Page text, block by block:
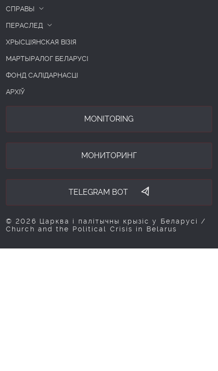
СПРАВЫ
ПЕРАСЛЕД
ХРЫСЦІЯНСКАЯ ВІЗІЯ
МАРТЫРАЛОГ БЕЛАРУСІ
ФОНД САЛІДАРНАСЦІ
АРХІЎ
MONITORING
МОНИТОРИНГ
TELEGRAM BOT
© 2026 Царква і палітычны крызіс у Беларусі /
Church and the Political Crisis in Belarus